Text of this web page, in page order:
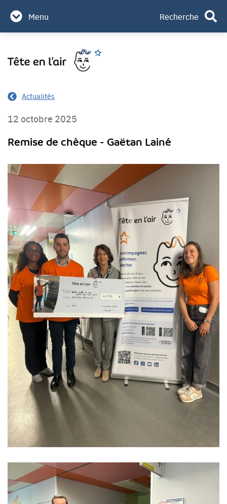
contenu
Menu Recherche
Contact
Actualités
12 octobre 2025
Remise de chèque - Gaëtan Lainé